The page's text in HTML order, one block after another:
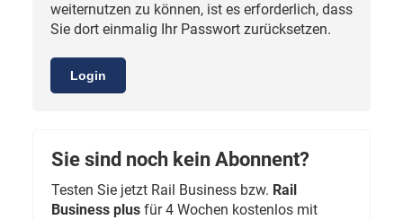
weiternutzen zu können, ist es erforderlich, dass
Sie dort einmalig Ihr Passwort zurücksetzen.
Login
Sie sind noch kein Abonnent?
Testen Sie jetzt Rail Business bzw. Rail
Business plus für 4 Wochen kostenlos mit